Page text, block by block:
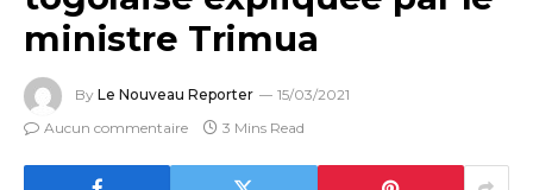
ministre Trimua
By Le Nouveau Reporter
15/03/2021
Aucun commentaire
3 Mins Read